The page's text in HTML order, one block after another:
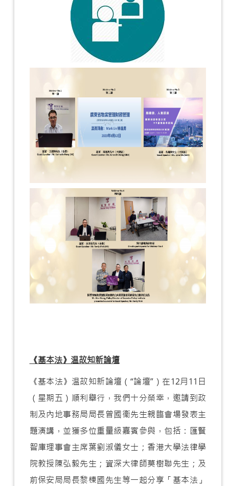
《基本法》温故知新論壇
《基本法》温故知新論壇（“論壇”）在12月11日
（星期五）順利舉行，我們十分榮幸，邀請到政
制及內地事務局局長曾國衞先生親臨會場發表主
題演講，並獲多位重量級嘉賓參與，包括：匯賢
智庫理事會主席葉劉淑儀女士；香港大學法律學
院教授陳弘毅先生；資深大律師莫樹聯先生；及
前保安局局長黎棟國先生等一起分享「基本法」